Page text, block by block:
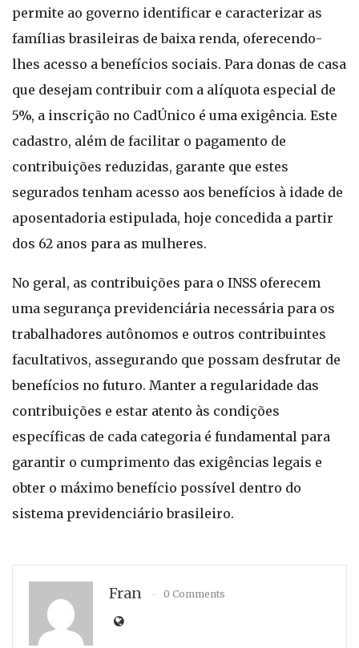
permite ao governo identificar e caracterizar as
famílias brasileiras de baixa renda, oferecendo-
lhes acesso a benefícios sociais. Para donas de casa
que desejam contribuir com a alíquota especial de
5%, a inscrição no CadÚnico é uma exigência. Este
cadastro, além de facilitar o pagamento de
contribuições reduzidas, garante que estes
segurados tenham acesso aos benefícios à idade de
aposentadoria estipulada, hoje concedida a partir
dos 62 anos para as mulheres.
No geral, as contribuições para o INSS oferecem
uma segurança previdenciária necessária para os
trabalhadores autônomos e outros contribuintes
facultativos, assegurando que possam desfrutar de
benefícios no futuro. Manter a regularidade das
contribuições e estar atento às condições
específicas de cada categoria é fundamental para
garantir o cumprimento das exigências legais e
obter o máximo benefício possível dentro do
sistema previdenciário brasileiro.
Fran 0 Comments